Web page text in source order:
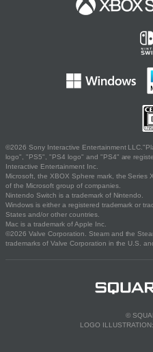
©2026 Sony Interactive Entertainment
logo", "PS5", "PS4 logo" and "PS4" are
Interactive Entertainment Inc.
Microsoft, the XBOX Sphere mark, the
of the Microsoft group of companies.
Nintendo Switch is a trademark of Nintendo.
Windows is either a registered trademark or
States and/or other countries.
Mac is a trademark of Apple Inc.
©2026 Valve Corporation. Steam and the
trademarks of Valve Corporation in the U.S.
©
LOGO